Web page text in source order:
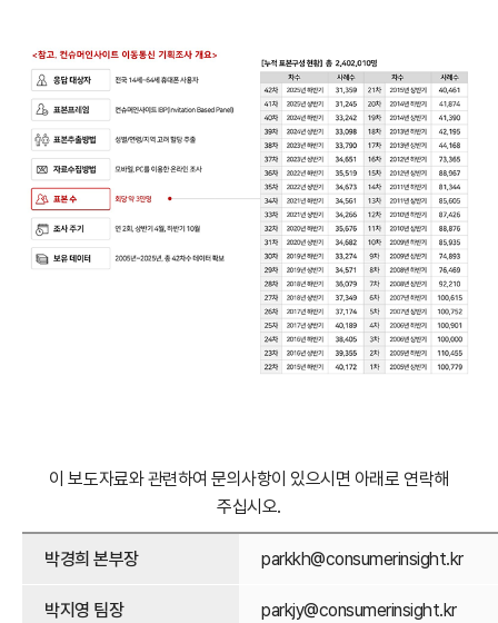
이 보도자료와 관련하여 문의사항이 있으시면 아래로 연락해
주십시오.
박경희 본부장 parkkh@consumerinsight.kr
박지영 팀장 parkjy@consumerinsight.kr